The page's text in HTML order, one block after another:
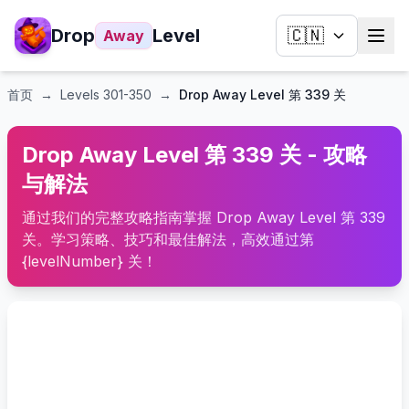
Drop Away Level 🇨🇳
首页 → Levels 301-350 → Drop Away Level 第 339 关
Drop Away Level 第 339 关 - 攻略
与解法
通过我们的完整攻略指南掌握 Drop Away Level 第 339
关。学习策略、技巧和最佳解法，高效通过第
{levelNumber} 关！